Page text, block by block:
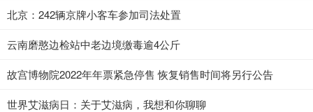
北京：242辆京牌小客车参加司法处置
云南磨憨边检站中老边境缴毒逾4公斤
故宫博物院2022年年票紧急停售 恢复销售时间将另行公告
世界艾滋病日：关于艾滋病，我想和你聊聊